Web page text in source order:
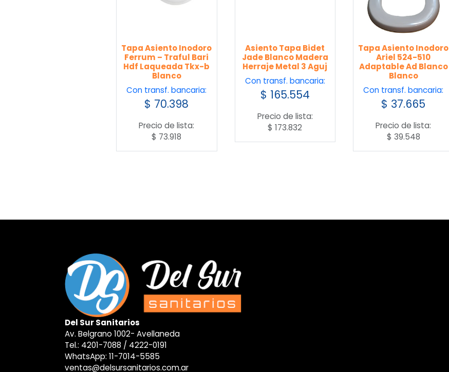
Tapa Asiento Inodoro
Ferrum – Traful Bari
Hdf Laqueada Tkx-b
Blanco
Con transf. bancaria:
$ 70.398
Precio de lista:
$ 73.918
Asiento Tapa Bidet
Jade Blanco Madera
Herraje Metal 3 Aguj
Con transf. bancaria:
$ 165.554
Precio de lista:
$ 173.832
Tapa Asiento Inodoro
Ariel 524-510
Adaptable Ad Blanco
Blanco
Con transf. bancaria:
$ 37.665
Precio de lista:
$ 39.548
Del Sur Sanitarios
Av. Belgrano 1002- Avellaneda
Tel.: 4201-7088 / 4222-0191
WhatsApp: 11-7014-5585
ventas@delsursanitarios.com.ar